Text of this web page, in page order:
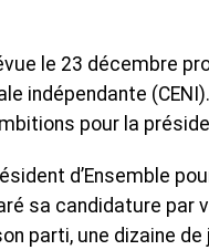
le 23 décembre
indépendante
pour la
d’Ensemble
sa candidature
parti, une dizaine